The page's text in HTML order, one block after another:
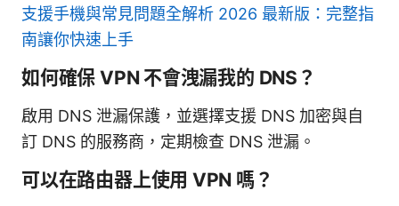
支援手機與常見問題全解析 2026 最新版：完整指
南讓你快速上手
如何確保 VPN 不會洩漏我的 DNS？
啟用 DNS 泄漏保護，並選擇支援 DNS 加密與自
訂 DNS 的服務商，定期檢查 DNS 泄漏。
可以在路由器上使用 VPN 嗎？